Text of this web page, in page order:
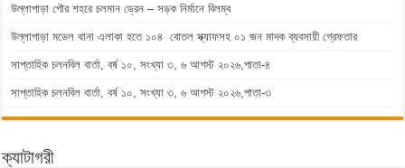
উল্লাপাড়া পৌর শহরে চলমান ড্রেন – সড়ক নির্মানে বিলম্ব
উল্লাপাড়া মডেল থানা এলাকা হতে ১০৪ বোতল স্ক্যাফসহ ০১ জন মাদক ব্যবসায়ী গ্রেফতার
সাপ্তাহিক চলনবিল বার্তা, বর্ষ ১০, সংখ্যা ৩, ৬ আগস্ট ২০২৬,পাতা-৪
সাপ্তাহিক চলনবিল বার্তা, বর্ষ ১০, সংখ্যা ৩, ৬ আগস্ট ২০২৬,পাতা-৩
ক্যাটাগরী